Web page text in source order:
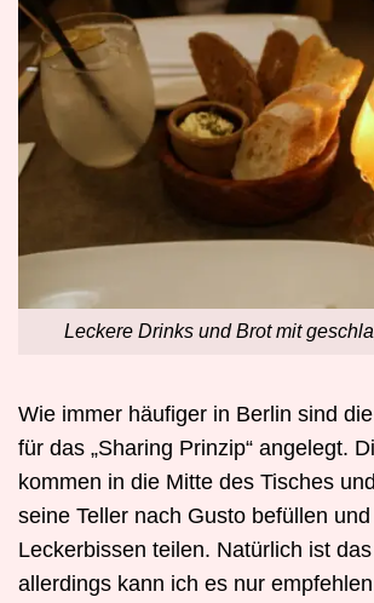
Leckere Drinks und Brot mit
Wie immer häufiger in Berlin sind
für das „Sharing Prinzip“ angelegt.
kommen in die Mitte des Tisches
seine Teller nach Gusto befüllen
Leckerbissen teilen. Natürlich ist
allerdings kann ich es nur